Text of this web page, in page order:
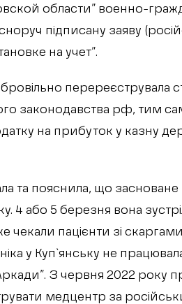
области” военно-
підписану заяву
на учет”.
перереєструвала
законодавства рф, тим
на прибуток у казну
та пояснила, що
4 або 5 березня вона
чекали пацієнти зі
у Куп`янську не
З червня 2022 року
медцентр за